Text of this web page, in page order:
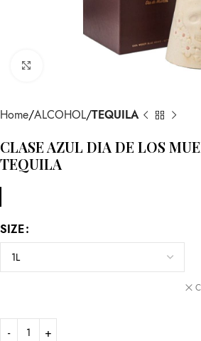
Home ALCOHOL TEQUILA
CLASE AZUL DIA DE LOS
TEQUILA
SIZE